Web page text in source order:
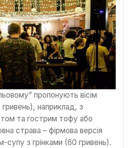
пропонують вісім
гривень), наприклад, з
та гострим тофу або
страва – фірмова версія
супу з грінками (60 гривень).